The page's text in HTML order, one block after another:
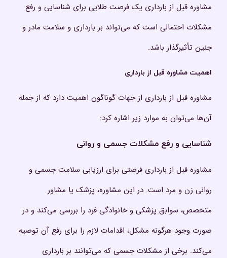
مشاوره قبل از بارداری یک فرصت طلایی برای شناسایی و رفع
مشکلات احتمالی است که می‌تواند بر بارداری و سلامت مادر و
جنین تأثیرگذار باشد.
اهمیت مشاوره قبل از بارداری
مشاوره قبل از بارداری از جهات گوناگون اهمیت دارد که از جمله
آن‌ها می‌توان به موارد زیر اشاره کرد:
شناسایی و رفع مشکلات جسمی و روانی
مشاوره قبل از بارداری فرصتی برای ارزیابی سلامت جسمی و
روانی زن و مرد است. در این مشاوره، پزشک یا مشاور
متخصص، سوابق پزشکی و خانوادگی فرد را بررسی می‌کند و در
صورت وجود هرگونه مشکل، اقدامات لازم را برای رفع آن توصیه
می‌کند. برخی از مشکلات جسمی که می‌توانند بر بارداری